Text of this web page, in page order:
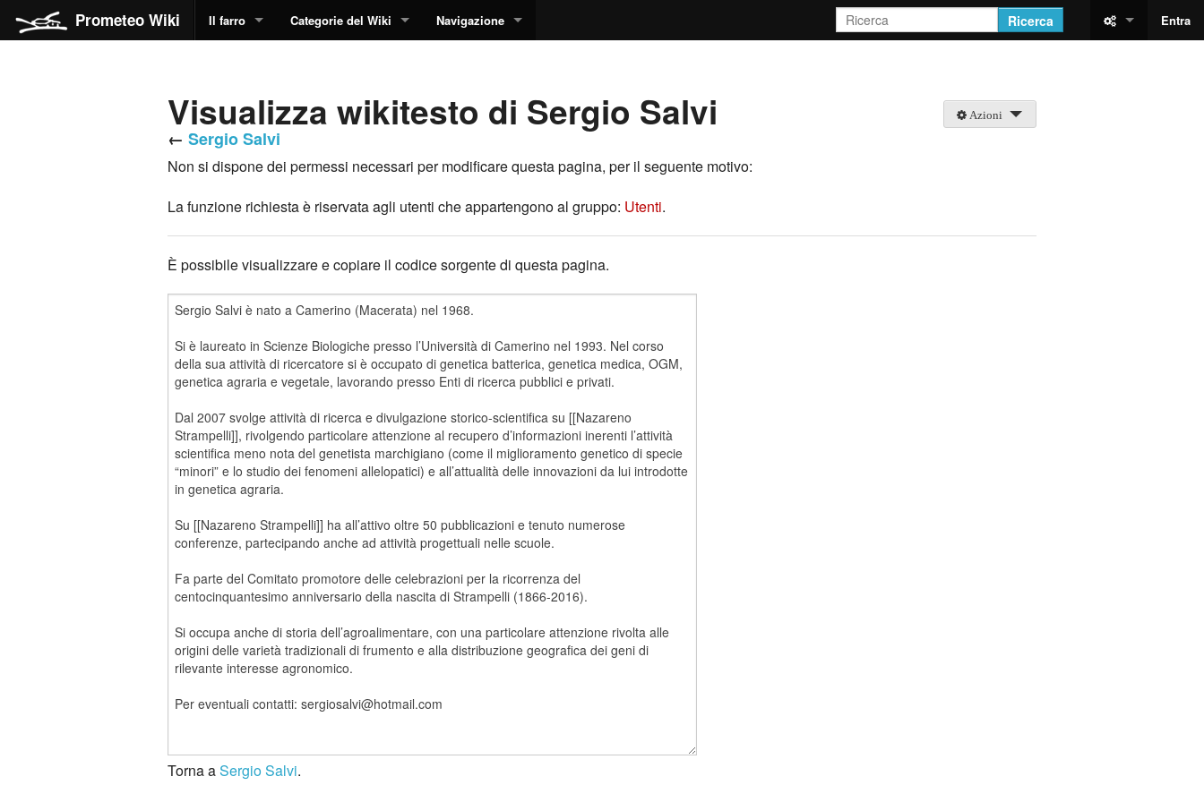
Prometeo Wiki Il farro Categorie del Wiki Navigazione Ricerca Entra
Azioni
Visualizza wikitesto di Sergio Salvi
← Sergio Salvi
Non si dispone dei permessi necessari per modificare questa pagina, per il seguente motivo:
La funzione richiesta è riservata agli utenti che appartengono al gruppo: Utenti.
È possibile visualizzare e copiare il codice sorgente di questa pagina.
Torna aSergio Salvi.